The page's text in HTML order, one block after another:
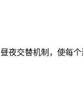
夜交替机制，使每